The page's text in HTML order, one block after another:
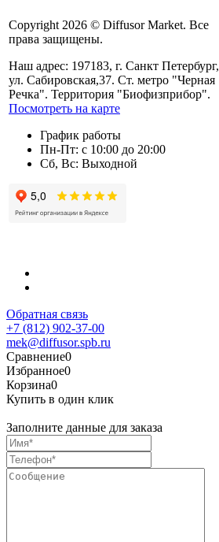
Copyright 2026 © Diffusor Market. Все
права защищены.
Наш адрес: 197183, г. Санкт Петербург,
ул. Сабировская,37. Ст. метро "Черная
Речка". Территория "Биофизприбор".
Посмотреть на карте
График работы
Пн-Пт: с 10:00 до 20:00
Сб, Вс: Выходной
Обратная связь
+7 (812) 902-37-00
mek@diffusor.spb.ru
Сравнение0
Избранное0
Корзина0
Купить в один клик
Заполните данные для заказа